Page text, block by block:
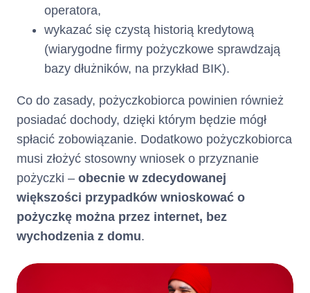
operatora,
wykazać się czystą historią kredytową
(wiarygodne firmy pożyczkowe sprawdzają
bazy dłużników, na przykład BIK).
Co do zasady, pożyczkobiorca powinien również
posiadać dochody, dzięki którym będzie mógł
spłacić zobowiązanie. Dodatkowo pożyczkobiorca
musi złożyć stosowny wniosek o przyznanie
pożyczki – obecnie w zdecydowanej
większości przypadków wnioskować o
pożyczkę można przez internet, bez
wychodzenia z domu.